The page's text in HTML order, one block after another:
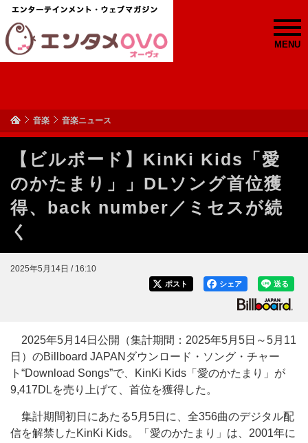
MENU
音楽 音楽ニュース
【ビルボード】KinKi Kids「愛
のかたまり」」DLソング首位獲
得、back number／ミセスが続
く
2025年5月14日 / 16:10
送る
シェア
ポスト
2025年5月14日公開（集計期間：2025年5月5日～5月11
日）のBillboard JAPANダウンロード・ソング・チャー
ト“Download Songs”で、KinKi Kids「愛のかたまり」が
9,417DLを売り上げて、首位を獲得した。
集計期間初日にあたる5月5日に、全356曲のデジタル配
信を解禁したKinKi Kids。「愛のかたまり」は、2001年に